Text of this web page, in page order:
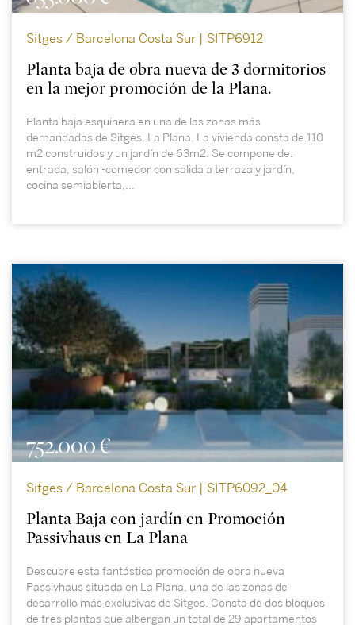
Sitges / Barcelona Costa Sur | SITP6912
Planta baja de obra nueva de 3 dormitorios
en la mejor promoción de la Plana.
Planta baja esquinera en una de las zonas más
demandadas de Sitges, La Plana. La vivienda consta de 110
m2 construidos y un jardín de 63m2. Se compone de:
entrada, salón -comedor con salida a terraza y jardín,
cocina semiabierta,...
752.000 €
Sitges / Barcelona Costa Sur | SITP6092_04
Planta Baja con jardín en Promoción
Passivhaus en La Plana
Descubre esta fantástica promoción de obra nueva
Passivhaus situada en La Plana, una de las zonas de
desarrollo más exclusivas de Sitges. Consta de dos bloques
de tres plantas que albergan un total de 29 apartamentos